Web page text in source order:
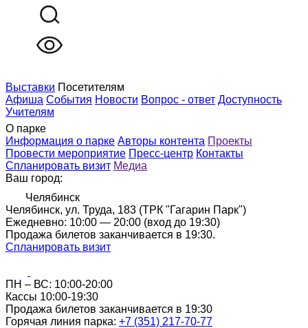
Выставки Посетителям
Афиша События Новости Вопрос - ответ Доступность
Учителям
О парке
Информация о парке Авторы контента Проекты
Провести мероприятие Пресс-центр Контакты
Спланировать визит Медиа
Ваш город:
Челябинск
Челябинск, ул. Труда, 183 (ТРК "Гагарин Парк")
Ежедневно: 10:00 — 20:00 (вход до 19:30)
Продажа билетов заканчивается в 19:30.
Спланировать визит
ПН – ВС: 10:00-20:00
Кассы 10:00-19:30
Продажа билетов заканчивается в 19:30
Горячая линия парка: +7 (351) 217-70-77